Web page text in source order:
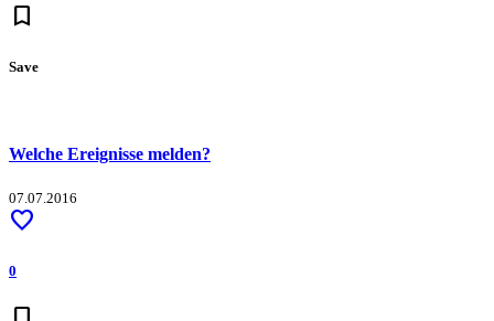
bookmark
Save
Welche Ereignisse melden?
07.07.2016
favorite
0